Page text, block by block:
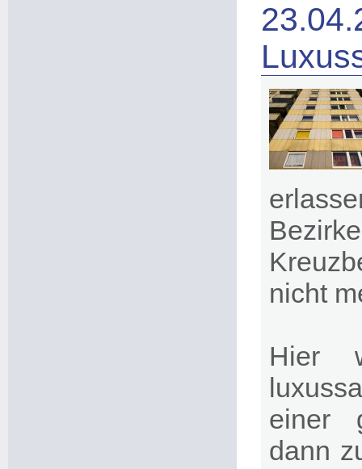
nicht
Hier
einer
dann